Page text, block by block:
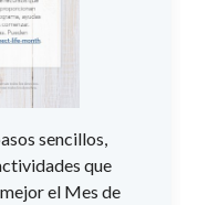
sencillos,
que
el Mes de